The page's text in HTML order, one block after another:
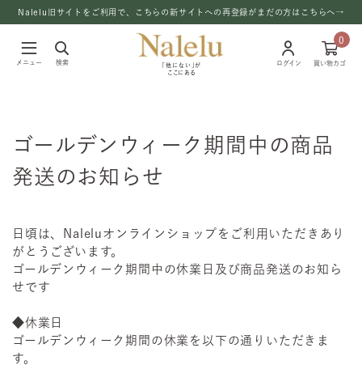
Nalelu旧サイトをご利用で、こちらの新サイトへの再登録がまだの方はこちらへ→
メニュー 検索
「他にない」が
ここにある
ログイン
0
買い物カゴ
ゴールデンウィーク期間中の商品
発送のお知らせ
日頃は、Naleluオンラインショップをご利用いただきあり
がとうございます。
ゴールデンウィーク期間中の休業日及び商品発送のお知ら
せです
◆休業日
ゴールデンウィーク期間の休業を以下の通りいただきま
す。